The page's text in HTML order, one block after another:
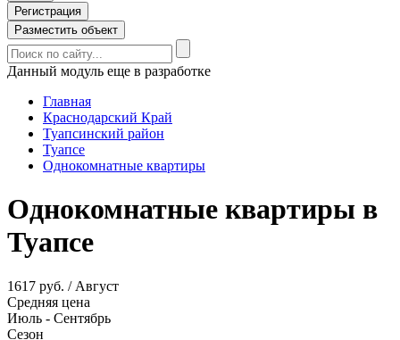
Регистрация
Разместить объект
Данный модуль еще в разработке
Главная
Краснодарский Край
Туапсинский район
Туапсе
Однокомнатные квартиры
Однокомнатные квартиры в
Туапсе
1617 руб. / Август
Средняя цена
Июль - Сентябрь
Сезон